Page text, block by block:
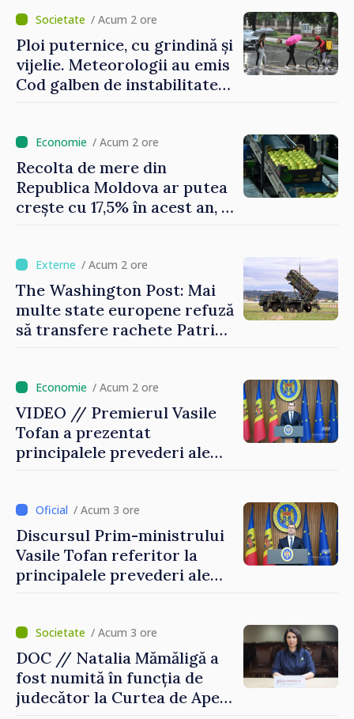
/ Acum 2 ore
Ploi puternice, cu grindină și
vijelie. Meteorologii au emis
Cod galben de instabilitate
/ Acum 2 ore
Recolta de mere din
Republica Moldova ar putea
crește cu 17,5% în acest an, în
/ Acum 2 ore
The Washington Post: Mai
multe state europene refuză
să transfere rachete Patriot
/ Acum 2 ore
VIDEO // Premierul Vasile
Tofan a prezentat
principalele prevederi ale
/ Acum 3 ore
Discursul Prim-ministrului
Vasile Tofan referitor la
principalele prevederi ale
/ Acum 3 ore
DOC // Natalia Mămăligă a
fost numită în funcția de
judecător la Curtea de Apel